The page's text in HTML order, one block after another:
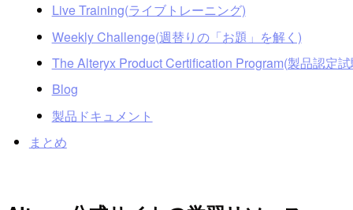
Live Training(ライブトレーニング)
Weekly Challenge(週替りの「お題」を解く)
The Alteryx Product Certification Program(製品認定
Blog
製品ドキュメント
まとめ